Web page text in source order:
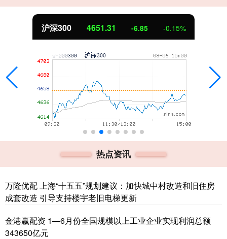
沪深300 4651.31 -6.85 -0.15%
热点资讯
万隆优配 上海“十五五”规划建议：加快城中村改造和旧住房
成套改造 引导支持楼宇老旧电梯更新
金港赢配资 1—6月份全国规模以上工业企业实现利润总额
343650亿元